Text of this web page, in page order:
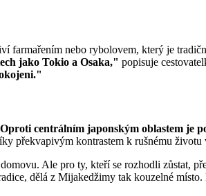
farmařením nebo rybolovem, který je
jako Tokio a Osaka," popisuje
centrálním japonským oblastem je
překvapivým kontrastem k rušnému životu
Ale pro ty, kteří se rozhodli zůstat,
dělá z Mijakedžimy tak kouzelné